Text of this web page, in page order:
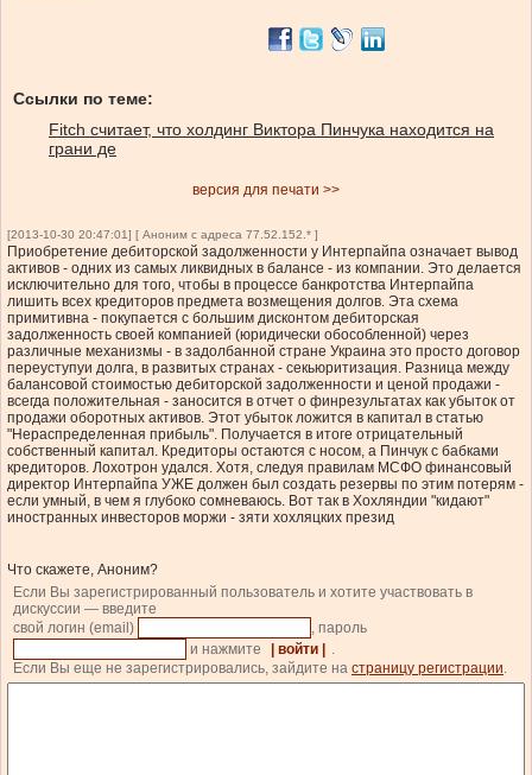
Ссылки по теме:
Fitch считает, что холдинг Виктора Пинчука находится на
грани де
версия для печати >>
[2013-10-30 20:47:01] [ Аноним с адреса 77.52.152.* ]
Приобретение дебиторской задолженности у Интерпайпа означает вывод
активов - одних из самых ликвидных в балансе - из компании. Это делается
исключительно для того, чтобы в процессе банкротства Интерпайпа
лишить всех кредиторов предмета возмещения долгов. Эта схема
примитивна - покупается с большим дисконтом дебиторская
задолженность своей компанией (юридически обособленной) через
различные механизмы - в задолбанной стране Украина это просто договор
переуступуи долга, в развитых странах - секьюритизация. Разница между
балансовой стоимостью дебиторской задолженности и ценой продажи -
всегда положительная - заносится в отчет о финрезультатах как убыток от
продажи оборотных активов. Этот убыток ложится в капитал в статью
"Нераспределенная прибыль". Получается в итоге отрицательный
собственный капитал. Кредиторы остаются с носом, а Пинчук с бабками
кредиторов. Лохотрон удался. Хотя, следуя правилам МСФО финансовый
директор Интерпайпа УЖЕ должен был создать резервы по этим потерям -
если умный, в чем я глубоко сомневаюсь. Вот так в Хохляндии "кидают"
иностранных инвесторов моржи - зяти хохляцких презид
Что скажете, Аноним?
Если Вы зарегистрированный пользователь и хотите участвовать в
дискуссии — введите
свой логин (email)
, пароль
и нажмите
| войти |
.
Если Вы еще не зарегистрировались, зайдите на страницу регистрации.